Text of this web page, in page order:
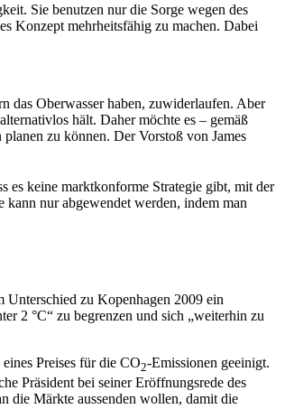
Sie benutzen nur die Sorge wegen des
Konzept mehrheitsfähig zu machen. Dabei
das Oberwasser haben, zuwiderlaufen. Aber
hält. Daher möchte es – gemäß
zu können. Der Vorstoß von James
es keine marktkonforme Strategie gibt, mit der
nur abgewendet werden, indem man
zu Kopenhagen 2009 ein
2 °C“ zu begrenzen und sich „weiterhin zu
Preises für die CO2-Emissionen geeinigt.
Präsident bei seiner Eröffnungsrede des
die Märkte aussenden wollen, damit die